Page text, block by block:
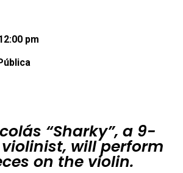
pm
“Sharky”, a 9-
will perform
on the violin.